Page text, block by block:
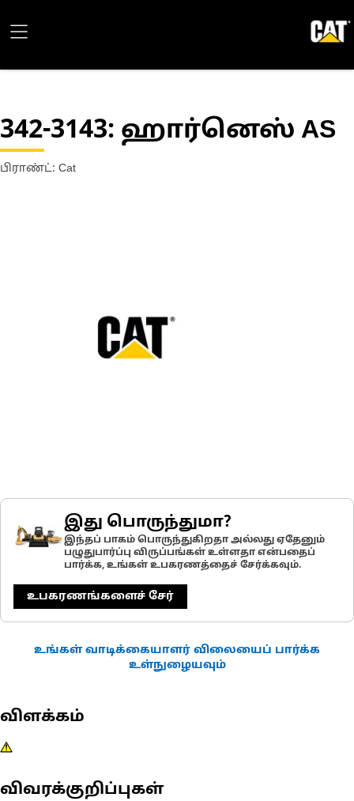
342-3143: ஹார்னெஸ் AS
பிராண்ட்: Cat
இது பொருந்துமா?
இந்தப் பாகம் பொருந்துகிறதா அல்லது ஏதேனும்
பழுதுபார்ப்பு விருப்பங்கள் உள்ளதா என்பதைப்
பார்க்க, உங்கள் உபகரணத்தைச் சேர்க்கவும்.
உபகரணங்களைச் சேர்
உங்கள் வாடிக்கையாளர் விலையைப் பார்க்க
உள்நுழையவும்
விளக்கம்
விவரக்குறிப்புகள்